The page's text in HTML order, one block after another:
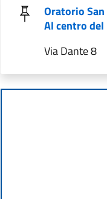
Oratorio San
Al centro
Via Dante 8